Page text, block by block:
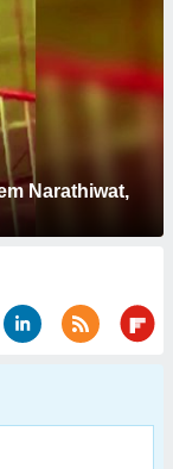
Narathiwat,